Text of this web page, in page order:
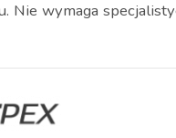
Nie wymaga